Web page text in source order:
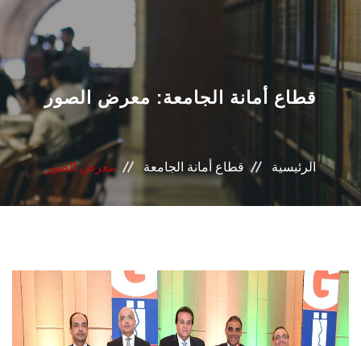
الرئيسية
عن القطاع
الأمناء المساعدون
إدرات القطاع
قطاع أمانة الجامعة: معرض الصور
الرئيسية قطاع أمانة الجامعة معرض الصور